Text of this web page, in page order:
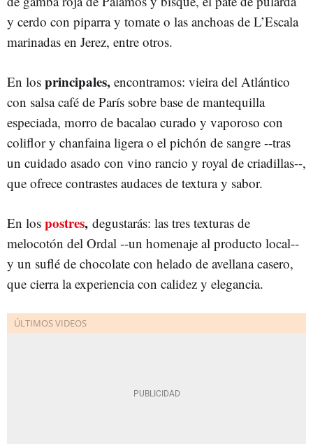
y cerdo con piparra y tomate o las anchoas de L’Escala
marinadas en Jerez, entre otros.
En los principales, encontramos: vieira del Atlántico
con salsa café de París sobre base de mantequilla
especiada, morro de bacalao curado y vaporoso con
coliflor y chanfaina ligera o el pichón de sangre --tras
un cuidado asado con vino rancio y royal de criadillas--,
que ofrece contrastes audaces de textura y sabor.
En los postres, degustarás: las tres texturas de
melocotón del Ordal --un homenaje al producto local--
y un suflé de chocolate con helado de avellana casero,
que cierra la experiencia con calidez y elegancia.